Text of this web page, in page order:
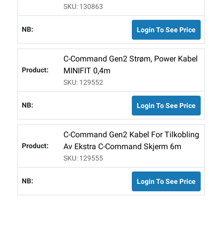
SKU: 130863
Login To See Price
C-Command Gen2 Strøm, Power Kabel
MINIFIT 0,4m
SKU: 129552
Login To See Price
C-Command Gen2 Kabel For Tilkobling
Av Ekstra C-Command Skjerm 6m
SKU: 129555
Login To See Price